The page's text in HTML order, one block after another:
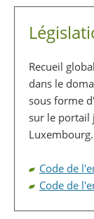
Recueil
dans le
sous forme
sur le portail
Luxembourg.
Code de
Code de